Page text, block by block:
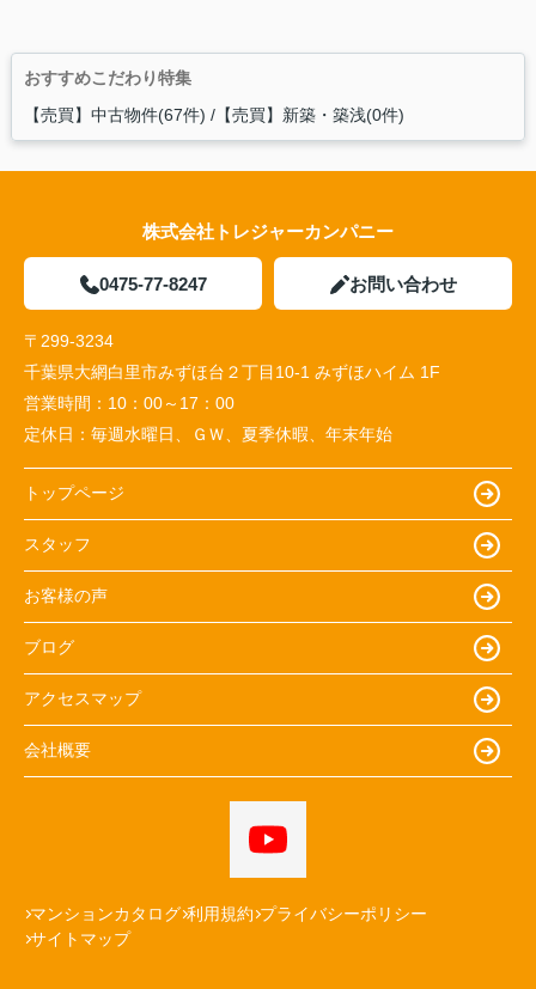
おすすめこだわり特集
【売買】中古物件(67件) 【売買】新築・築浅(0件)
株式会社トレジャーカンパニー
0475-77-8247 お問い合わせ
〒299-3234
千葉県大網白里市みずほ台２丁目10-1 みずほハイム 1F
営業時間： 10：00～17：00
定休日： 毎週水曜日、ＧＷ、夏季休暇、年末年始
トップページ
スタッフ
お客様の声
ブログ
アクセスマップ
会社概要
マンションカタログ 利用規約 プライバシーポリシー
サイトマップ